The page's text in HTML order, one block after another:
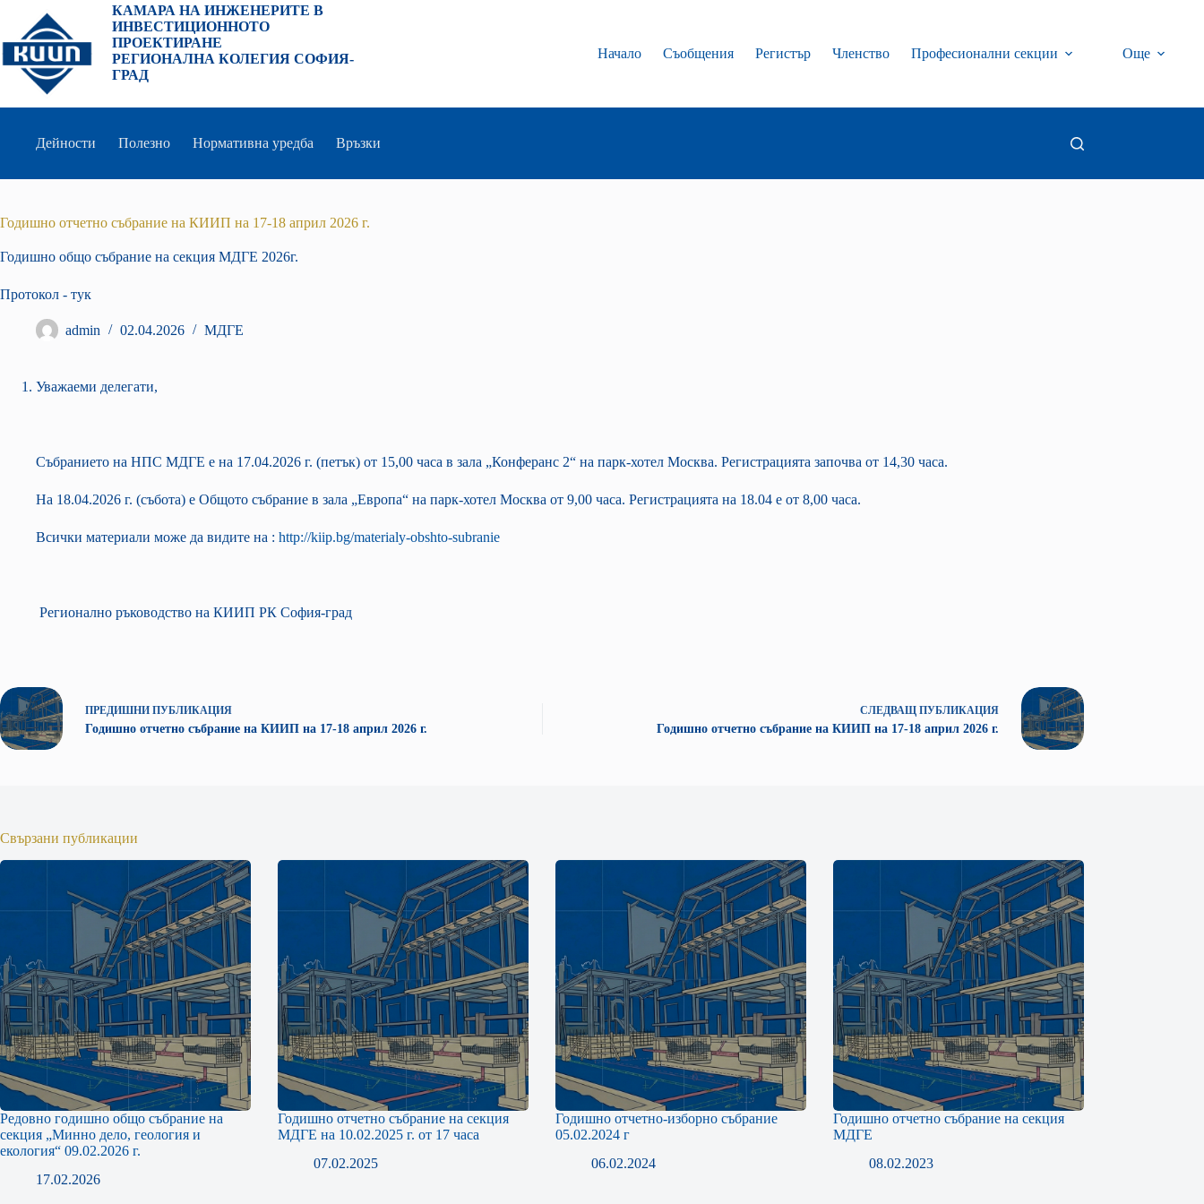
съдържанието
КАМАРА НА ИНЖЕНЕРИТЕ В
ИНВЕСТИЦИОННОТО
ПРОЕКТИРАНЕ
РЕГИОНАЛНА КОЛЕГИЯ СОФИЯ-
ГРАД
Начало Съобщения Регистър Членство Професионални секции Още
Дейности Полезно Нормативна уредба Връзки
Годишно отчетно събрание на КИИП на 17-18 април 2026 г.
Годишно общо събрание на секция МДГЕ 2026г.
Протокол - тук
admin 02.04.2026 МДГE
Уважаеми делегати,
Събранието на НПС МДГЕ е на 17.04.2026 г. (петък) от 15,00 часа в зала „Конферанс 2“ на парк-хотел Москва. Регистрацията започва от 14,30 часа.
На 18.04.2026 г. (събота) е Общото събрание в зала „Европа“ на парк-хотел Москва от 9,00 часа. Регистрацията на 18.04 е от 8,00 часа.
Всички материали може да видите на : http://kiip.bg/materialy-obshto-subranie
Регионално ръководство на КИИП РК София-град
ПРЕДИШНИ ПУБЛИКАЦИЯ
Годишно отчетно събрание на КИИП на 17-18 април 2026 г.
СЛЕДВАЩ ПУБЛИКАЦИЯ
Годишно отчетно събрание на КИИП на 17-18 април 2026 г.
Свързани публикации
Редовно годишно общо събрание на
секция „Минно дело, геология и
екология“ 09.02.2026 г.
17.02.2026
Годишно отчетно събрание на секция
МДГЕ на 10.02.2025 г. от 17 часа
07.02.2025
Годишно отчетно-изборно събрание
05.02.2024 г
06.02.2024
Годишно отчетно събрание на секция
МДГЕ
08.02.2023